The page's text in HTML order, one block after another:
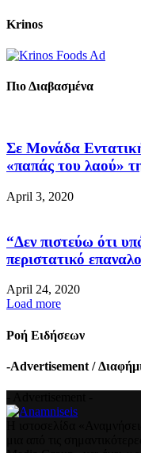
Krinos
Πιο Διαβασμένα
Σε Μονάδα
«παπάς του λαού»
April 3, 2020
“Δεν πιστεύω ότι
περιστατικό
April 24, 2020
Load more
Ροή Ειδήσεων
-Advertisement /